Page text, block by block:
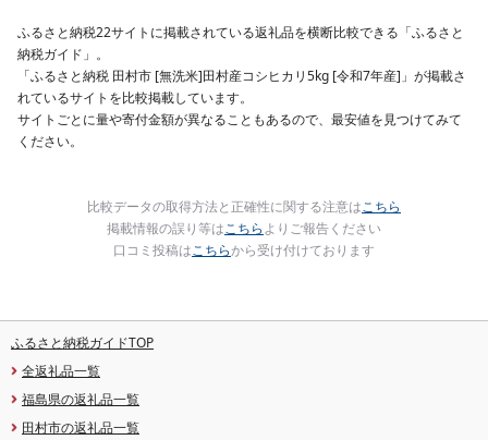
南 藤沢
ふるさと納税22サイトに掲載されている返礼品を横断比較できる「ふるさと
納税ガイド」。
「ふるさと納税 田村市 [無洗米]田村産コシヒカリ5kg [令和7年産]」が掲載さ
れているサイトを比較掲載しています。
サイトごとに量や寄付金額が異なることもあるので、最安値を見つけてみて
ください。
比較データの取得方法と正確性に関する注意はこちら
掲載情報の誤り等はこちらよりご報告ください
口コミ投稿はこちらから受け付けております
ふるさと納税ガイドTOP
全返礼品一覧
福島県の返礼品一覧
田村市の返礼品一覧